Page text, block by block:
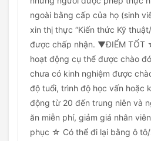
ngoài bằng cấp của họ (sinh
xin thị thực “Kiến thức Kỹ
được chấp nhận. ▼ĐIỂM TỐT
hoạt động cụ thể được chào
chưa có kinh nghiệm được
độ tuổi, trình độ học vấn hoặc
động từ 20 đến trung niên và
ăn miễn phí, giảm giá nhân
phục ☆ Có thể đi lại bằng ô